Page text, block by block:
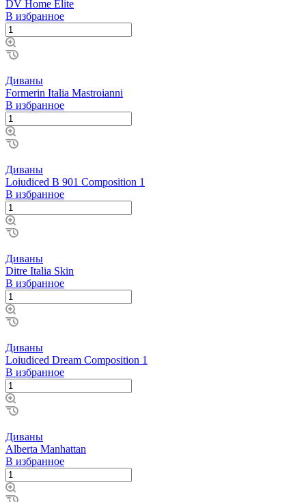
DV Home Elite
В избранное
Диваны
Formerin Italia Mastroianni
В избранное
Диваны
Loiudiced B 901 Composition 1
В избранное
Диваны
Ditre Italia Skin
В избранное
Диваны
Loiudiced Dream Composition 1
В избранное
Диваны
Alberta Manhattan
В избранное